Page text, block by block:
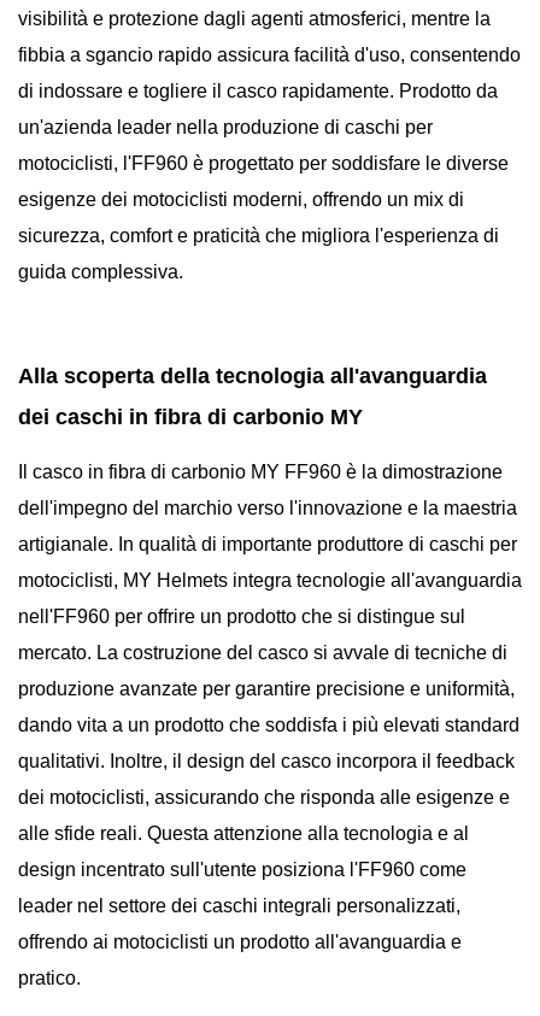
visibilità e protezione dagli agenti atmosferici, mentre la
fibbia a sgancio rapido assicura facilità d'uso, consentendo
di indossare e togliere il casco rapidamente. Prodotto da
un'azienda leader nella produzione di caschi per
motociclisti, l'FF960 è progettato per soddisfare le diverse
esigenze dei motociclisti moderni, offrendo un mix di
sicurezza, comfort e praticità che migliora l'esperienza di
guida complessiva.
Alla scoperta della tecnologia all'avanguardia
dei caschi in fibra di carbonio MY
Il casco in fibra di carbonio MY FF960 è la dimostrazione
dell'impegno del marchio verso l'innovazione e la maestria
artigianale. In qualità di importante produttore di caschi per
motociclisti, MY Helmets integra tecnologie all'avanguardia
nell'FF960 per offrire un prodotto che si distingue sul
mercato. La costruzione del casco si avvale di tecniche di
produzione avanzate per garantire precisione e uniformità,
dando vita a un prodotto che soddisfa i più elevati standard
qualitativi. Inoltre, il design del casco incorpora il feedback
dei motociclisti, assicurando che risponda alle esigenze e
alle sfide reali. Questa attenzione alla tecnologia e al
design incentrato sull'utente posiziona l'FF960 come
leader nel settore dei caschi integrali personalizzati,
offrendo ai motociclisti un prodotto all'avanguardia e
pratico.